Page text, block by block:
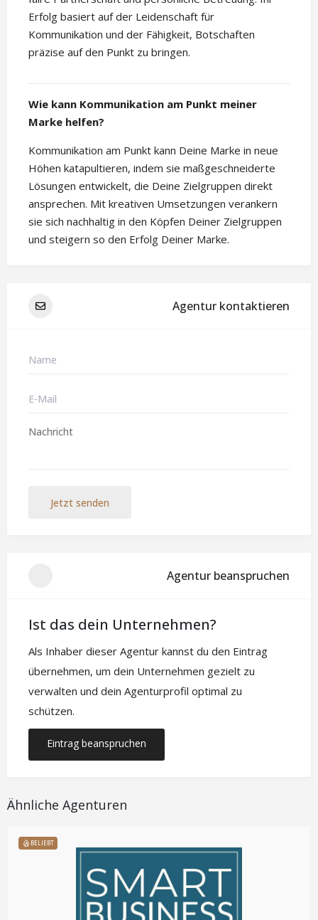
Erfolg basiert auf der Leidenschaft für
Kommunikation und der Fähigkeit, Botschaften
präzise auf den Punkt zu bringen.
Wie kann Kommunikation am Punkt meiner
Marke helfen?
Kommunikation am Punkt kann Deine Marke in neue
Höhen katapultieren, indem sie maßgeschneiderte
Lösungen entwickelt, die Deine Zielgruppen direkt
ansprechen. Mit kreativen Umsetzungen verankern
sie sich nachhaltig in den Köpfen Deiner Zielgruppen
und steigern so den Erfolg Deiner Marke.
Agentur kontaktieren
Jetzt senden
Agentur beanspruchen
Ist das dein Unternehmen?
Als Inhaber dieser Agentur kannst du den Eintrag
übernehmen, um dein Unternehmen gezielt zu
verwalten und dein Agenturprofil optimal zu
schützen.
Eintrag beanspruchen
Ähnliche Agenturen
BELIEBT